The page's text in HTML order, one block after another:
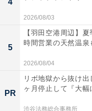
「湯野浜温泉 海辺
「湯野浜温泉 海辺の
4
2026/08/03
5
【羽田空港周辺】
時間営業の天然温泉
2026/08/04
PR
リボ地獄から抜け
ヶ月停止して『大幅
渋谷法務総合事務所